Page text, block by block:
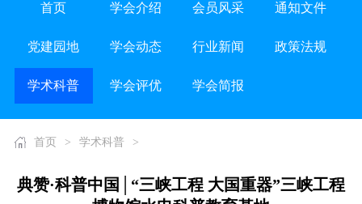
首页 学会介绍 会员风采 通知文件
党建园地 学会动态 行业新闻 政策法规
学术科普 学会评优 学会简报
首页 > 学术科普 >
典赞·科普中国│“三峡工程 大国重器”三峡工程